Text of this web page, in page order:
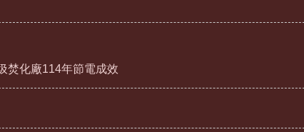
焚化廠114年節電成效